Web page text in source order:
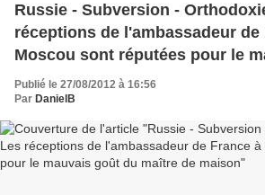
Russie - Subversion -
réceptions de l'ambassadeur de
Moscou sont réputées pour le
maître de maison
Publié le 27/08/2012 à 16:56
Par DanielB